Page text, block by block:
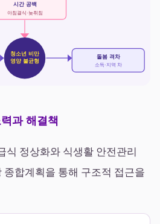
시간 공백
아침결식·늦취침
청소년 비만
영양 불균형
돌봄 격차
소득·지역 차
과 해결책
식 정상화와 식생활 안전관리
합계획을 통해 구조적 접근을